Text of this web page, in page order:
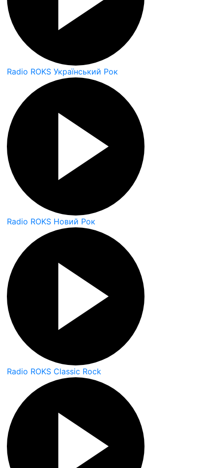
Radio ROKS Український Рок
Radio ROKS Новий Рок
Radio ROKS Classic Rock